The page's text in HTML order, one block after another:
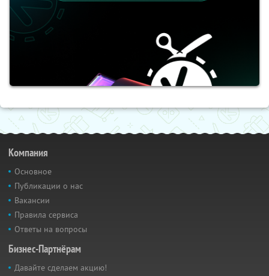
Компания
Основное
Публикации о нас
Вакансии
Правила сервиса
Ответы на вопросы
Бизнес-Партнёрам
Давайте сделаем акцию!